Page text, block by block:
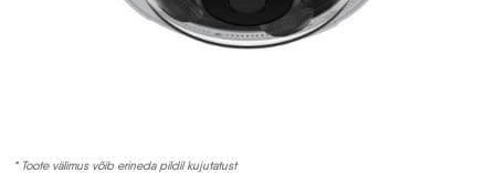
* Toote välimus võib erineda pildil kujutatust